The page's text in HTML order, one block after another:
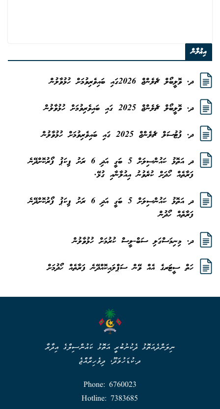
އިޢުލާން
ދ. ވޮލީބޯލް ޗެލެންޖް 2026ގައި ބައިވެރިވުމަށް ހުޅުވާލުން
ދ. ވޮލީބޯލް ޗެލެންޖް 2025 ގައި ބައިވެރިވުމަށް ހުޅުވާލުން
ދ. ފުޓުސަލް ޗެލެންޖް 2025 ގައި ބައިވެރިވުމަށް ހުޅުވާލުން
ދ އަތޮޅު ކައުންސިލަށް 5 ބަގީ އަދި 6 ރަށު ޕިކަޕު ފޯރުކޮށްދޭނެ
ފަރާތެއް ހޯދަށް ކުރެވުނު އިއުލާނާއި ގުޅޭ.
ދ އަތޮޅު ކައުންސިލަށް 5 ބަގީ އަދި 6 ރަށު ޕިކަޕު ފޯރުކޮށްދޭނެ
ފަރާތެއް ހޯދުން
ދ. މިނިމަސްގަލި ސަބް-ލީސް ކުރުމަށް ހުޅުވާލުން
ހަތް ސީޓަރގެ އެއް ވޭން ސަޕްލައިކޮއްދޭނެ ފަރާތެއް ހޯދުމަށް
ނިލަންދެއަތޮޅު ދެކުނުބުރީ އަތޮޅު ކައުންސިލްގެ އިދާރާ
ދ.ކުޑަހުވަދޫ، ދިވެހިރާއްޖެ
Phone: 6760023
Hotline: 7383685